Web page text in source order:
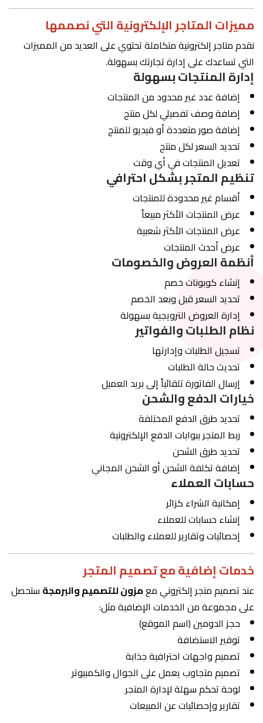
مميزات المتاجر الإلكترونية التي نصممها
نقدم متاجر إلكترونية متكاملة تحتوي على العديد من المميزات
التي تساعدك على إدارة تجارتك بسهولة.
إدارة المنتجات بسهولة
إضافة عدد غير محدود من المنتجات
إضافة وصف تفصيلي لكل منتج
إضافة صور متعددة أو فيديو للمنتج
تحديد السعر لكل منتج
تعديل المنتجات في أي وقت
تنظيم المتجر بشكل احترافي
أقسام غير محدودة للمنتجات
عرض المنتجات الأكثر مبيعاً
عرض المنتجات الأكثر شعبية
عرض أحدث المنتجات
أنظمة العروض والخصومات
إنشاء كوبونات خصم
تحديد السعر قبل وبعد الخصم
إدارة العروض الترويجية بسهولة
نظام الطلبات والفواتير
تسجيل الطلبات وإدارتها
تحديث حالة الطلبات
إرسال الفاتورة تلقائياً إلى بريد العميل
خيارات الدفع والشحن
تحديد طرق الدفع المختلفة
ربط المتجر ببوابات الدفع الإلكترونية
تحديد طرق الشحن
إضافة تكلفة الشحن أو الشحن المجاني
حسابات العملاء
إمكانية الشراء كزائر
إنشاء حسابات للعملاء
إحصائيات وتقارير للعملاء والطلبات
خدمات إضافية مع تصميم المتجر
عند تصميم متجر إلكتروني معمزون للتصميم والبرمجة ستحصل
على مجموعة من الخدمات الإضافية مثل:
حجز الدومين (اسم الموقع)
توفير الاستضافة
تصميم واجهات احترافية جذابة
تصميم متجاوب يعمل على الجوال والكمبيوتر
لوحة تحكم سهلة لإدارة المتجر
تقارير وإحصائيات عن المبيعات